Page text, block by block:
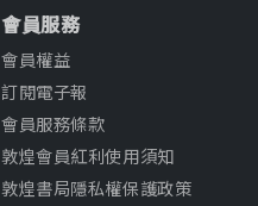
會員服務
會員權益
訂閱電子報
會員服務條款
敦煌會員紅利使用須知
敦煌書局隱私權保護政策